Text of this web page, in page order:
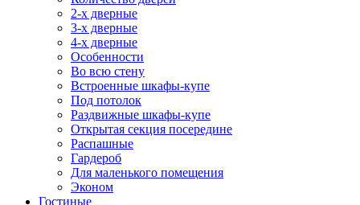
2-х дверные
3-х дверные
4-х дверные
Особенности
Во всю стену
Встроенные шкафы-купе
Под потолок
Раздвижные шкафы-купе
Открытая секция посередине
Распашные
Гардероб
Для маленького помещения
Эконом
Гостиные